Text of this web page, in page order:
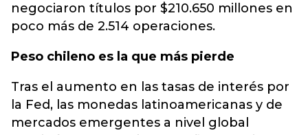
negociaron títulos por $210.650 millones en
poco más de 2.514 operaciones.
Peso chileno es la que más pierde
Tras el aumento en las tasas de interés por
la Fed, las monedas latinoamericanas y de
mercados emergentes a nivel global